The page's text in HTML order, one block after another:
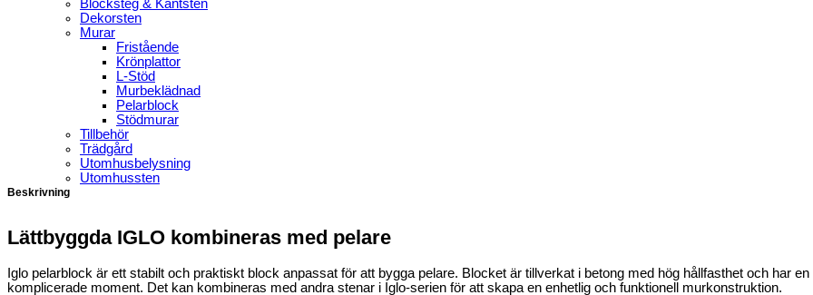
Blocksteg & Kantsten
Dekorsten
Murar
Fristående
Krönplattor
L-Stöd
Murbeklädnad
Pelarblock
Stödmurar
Tillbehör
Trädgård
Utomhusbelysning
Utomhussten
Beskrivning
Lättbyggda IGLO kombineras med pelare
Iglo pelarblock är ett stabilt och praktiskt block anpassat för att bygga pelare. Blocket är tillverkat i betong med hög hållfasthet och har
komplicerade moment. Det kan kombineras med andra stenar i Iglo-serien för att skapa en enhetlig och funktionell murkonstruktion.